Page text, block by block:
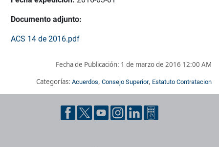
Documento adjunto:
ACS 14 de 2016.pdf
Fecha de Publicación: 1 de marzo de 2016 12:00 AM
Categorías: Acuerdos, Consejo Superior, Estatuto Contratacion
Pie de página con información de contacto, redes sociales y